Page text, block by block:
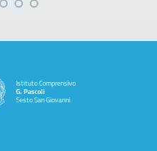
Istituto Comprensivo
G. Pascoli
Sesto San Giovanni